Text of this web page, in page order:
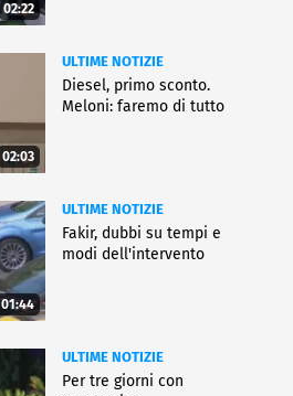
02:22
02:03
ULTIME NOTIZIE
Diesel, primo sconto.
Meloni: faremo di tutto
01:44
ULTIME NOTIZIE
Fakir, dubbi su tempi e
modi dell'intervento
ULTIME NOTIZIE
Per tre giorni con